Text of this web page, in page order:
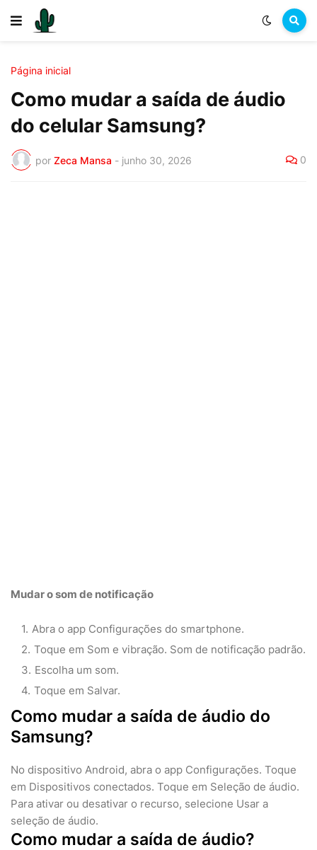
Página inicial
Como mudar a saída de áudio
do celular Samsung?
por Zeca Mansa - junho 30, 2026 0
Mudaro som de notificação
Abra o app Configurações do smartphone.
Toque em Som e vibração. Som de notificação padrão.
Escolha um som.
Toque em Salvar.
Como mudar a saída de áudio do
Samsung?
No dispositivo Android, abra o app Configurações. Toque
em Dispositivos conectados. Toque em Seleção de áudio.
Para ativar ou desativar o recurso, selecione Usar a
seleção de áudio.
Como mudar a saída de áudio?